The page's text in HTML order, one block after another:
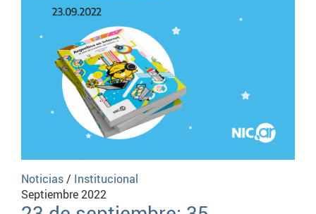
Noticias/ Institucional
Septiembre 2022